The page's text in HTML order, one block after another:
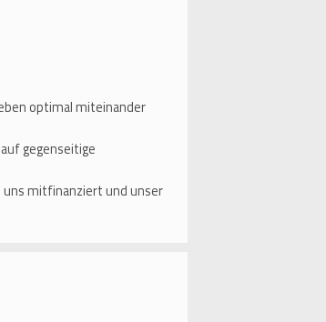
optimal miteinander
gegenseitige
uns mitfinanziert und unser